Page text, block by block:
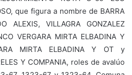
que figura a nombre de BARRA
ALEXIS, VILLAGRA GONZALEZ
VERGARA MIRTA ELBADINA Y
MIRTA ELBADINA Y OT y
Y COMPANIA, roles de avalúo